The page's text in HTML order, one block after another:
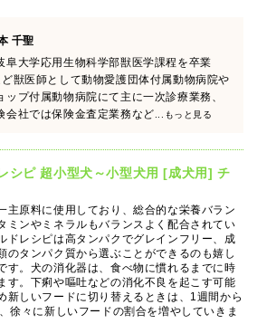
千聖
阜大学応用生物科学部獣医学課程を卒業
獣医師として動物愛護団体付属動物病院や
ップ付属動物病院にて主に一次診療業務、
会社では保険金査定業務など...もっと見る
シピ 超小型犬～小型犬用 [成犬用] チ
主原料に使用しており、総合的な栄養バラン
ミンやミネラルもバランスよく配合されてい
ドレシピは高タンパクでグレインフリー、成
のタンパク質から選ぶことができるのも嬉し
す。犬の消化器は、食べ物に慣れるまでに時
す。下痢や嘔吐などの消化不良を起こす可能
新しいフードに切り替えるときは、1週間から
徐々に新しいフードの割合を増やしていきま